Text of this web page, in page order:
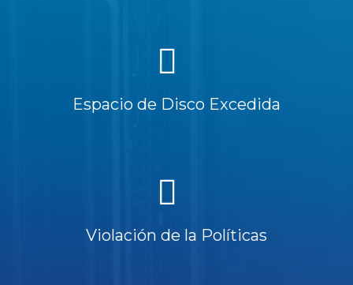
Espacio de Disco Excedida
Violación de la Políticas